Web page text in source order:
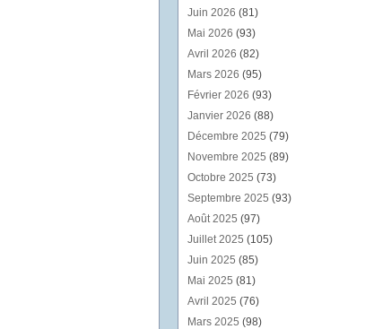
Juin 2026 (81)
Mai 2026 (93)
Avril 2026 (82)
Mars 2026 (95)
Février 2026 (93)
Janvier 2026 (88)
Décembre 2025 (79)
Novembre 2025 (89)
Octobre 2025 (73)
Septembre 2025 (93)
Août 2025 (97)
Juillet 2025 (105)
Juin 2025 (85)
Mai 2025 (81)
Avril 2025 (76)
Mars 2025 (98)